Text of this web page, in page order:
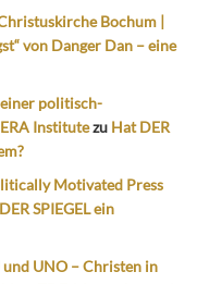
Bochum |
von Danger Dan – eine
einer politisch-
Institutezu Hat DER
Motivated Press
SPIEGEL ein
UNO – Christen in